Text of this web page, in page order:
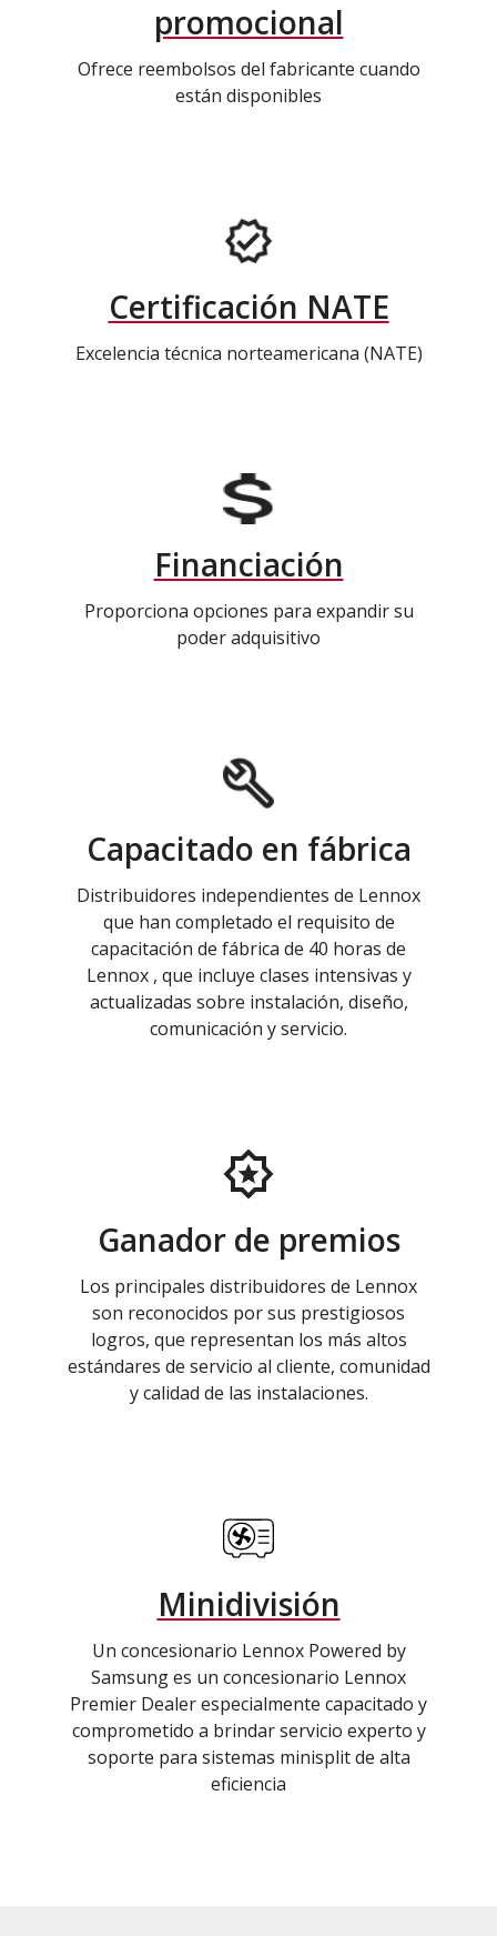
promocional
Ofrece reembolsos del fabricante cuando
están disponibles
Certificación NATE
Excelencia técnica norteamericana (NATE)
Financiación
Proporciona opciones para expandir su
poder adquisitivo
Capacitado en fábrica
Distribuidores independientes de Lennox
que han completado el requisito de
capacitación de fábrica de 40 horas de
Lennox , que incluye clases intensivas y
actualizadas sobre instalación, diseño,
comunicación y servicio.
Ganador de premios
Los principales distribuidores de Lennox
son reconocidos por sus prestigiosos
logros, que representan los más altos
estándares de servicio al cliente, comunidad
y calidad de las instalaciones.
Minidivisión
Un concesionario Lennox Powered by
Samsung es un concesionario Lennox
Premier Dealer especialmente capacitado y
comprometido a brindar servicio experto y
soporte para sistemas minisplit de alta
eficiencia